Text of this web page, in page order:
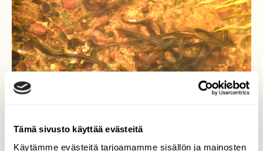
Tämä sivusto käyttää evästeitä
Käytämme evästeitä tarjoamamme sisällön ja mainosten